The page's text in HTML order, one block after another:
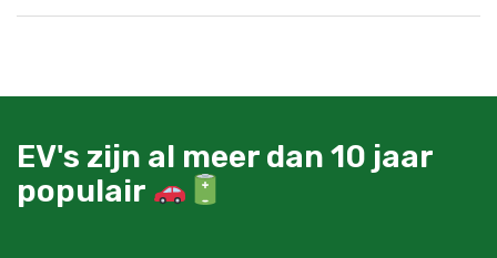
EV's zijn al meer dan 10 jaar
populair